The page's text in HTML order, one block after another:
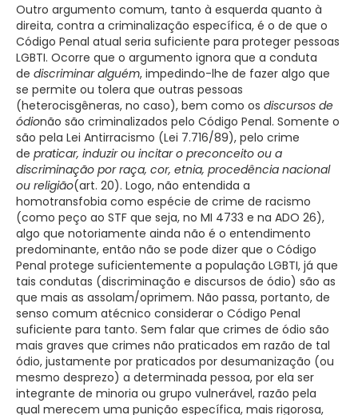
Outro argumento comum, tanto à esquerda quanto à
direita, contra a criminalização específica, é o de que o
Código Penal atual seria suficiente para proteger pessoas
LGBTI. Ocorre que o argumento ignora que a conduta
de discriminar alguém, impedindo-lhe de fazer algo que
se permite ou tolera que outras pessoas
(heterocisgêneras, no caso), bem como os discursos de
ódionão são criminalizados pelo Código Penal. Somente o
são pela Lei Antirracismo (Lei 7.716/89), pelo crime
de praticar, induzir ou incitar o preconceito ou a
discriminação por raça, cor, etnia, procedência nacional
ou religião(art. 20). Logo, não entendida a
homotransfobia como espécie de crime de racismo
(como peço ao STF que seja, no MI 4733 e na ADO 26),
algo que notoriamente ainda não é o entendimento
predominante, então não se pode dizer que o Código
Penal protege suficientemente a população LGBTI, já que
tais condutas (discriminação e discursos de ódio) são as
que mais as assolam/oprimem. Não passa, portanto, de
senso comum atécnico considerar o Código Penal
suficiente para tanto. Sem falar que crimes de ódio são
mais graves que crimes não praticados em razão de tal
ódio, justamente por praticados por desumanização (ou
mesmo desprezo) a determinada pessoa, por ela ser
integrante de minoria ou grupo vulnerável, razão pela
qual merecem uma punição específica, mais rigorosa,